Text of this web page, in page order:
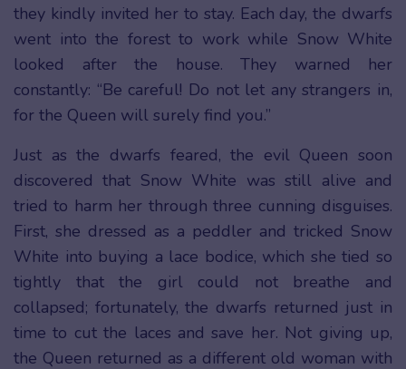
they kindly invited her to stay. Each day, the dwarfs
went into the forest to work while Snow White
looked after the house. They warned her
constantly: “Be careful! Do not let any strangers in,
for the Queen will surely find you.”
Just as the dwarfs feared, the evil Queen soon
discovered that Snow White was still alive and
tried to harm her through three cunning disguises.
First, she dressed as a peddler and tricked Snow
White into buying a lace bodice, which she tied so
tightly that the girl could not breathe and
collapsed; fortunately, the dwarfs returned just in
time to cut the laces and save her. Not giving up,
the Queen returned as a different old woman with